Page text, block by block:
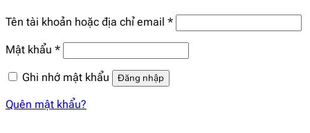
Tên tài khoản hoặc địa chỉ email *Bắt
buộc
Mật khẩu *Bắt
buộc
Ghi nhớ mật khẩu
Đăng nhập
Quên mật khẩu?